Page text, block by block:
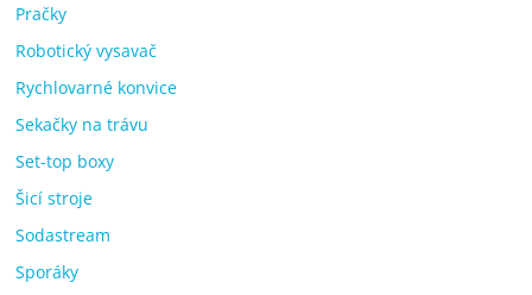
Pračky
Robotický vysavač
Rychlovarné konvice
Sekačky na trávu
Set-top boxy
Šicí stroje
Sodastream
Sporáky